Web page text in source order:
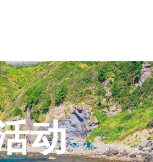
动